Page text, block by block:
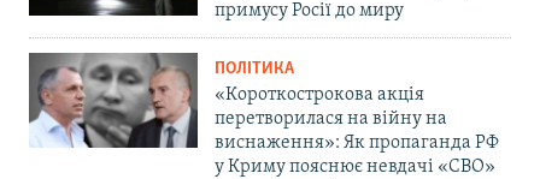
примусу Росії до миру
ПОЛІТИКА
«Короткострокова акція
перетворилася на війну на
виснаження»: Як пропаганда РФ
у Криму пояснює невдачі «СВО»